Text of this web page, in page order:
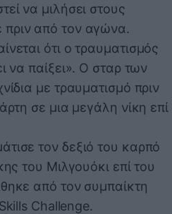
να μιλήσει στους
από τον αγώνα.
ότι ο τραυματισμός
να παίξει». Ο σταρ των
με τραυματισμό πριν
σε μια μεγάλη νίκη επί
τον δεξιό του καρπό
του Μιλγουόκι επί του
από τον συμπαίκτη
Challenge.